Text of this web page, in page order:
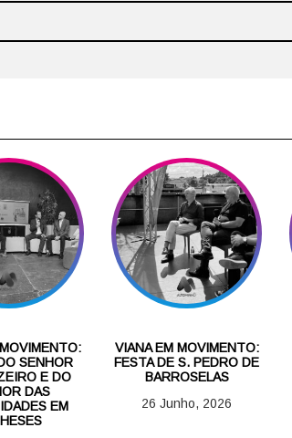
SENHOR
E DO
DAS
EM
VIANA EM MOVIMENTO:
FESTA DE S. PEDRO DE
BARROSELAS
26 Junho, 2026